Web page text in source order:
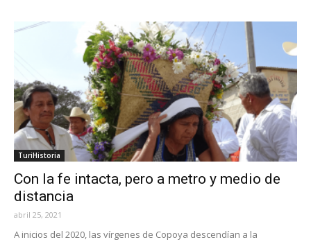
TuriHistoria
Con la fe intacta, pero a metro y medio de
distancia
abril 25, 2021
A inicios del 2020, las vírgenes de Copoya descendían a la